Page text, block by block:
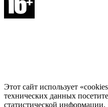
Этот сайт использует
технических данных
статистической